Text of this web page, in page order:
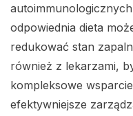
odpowiednia dieta
redukować stan
również z lekarzami,
kompleksowe
efektywniejsze